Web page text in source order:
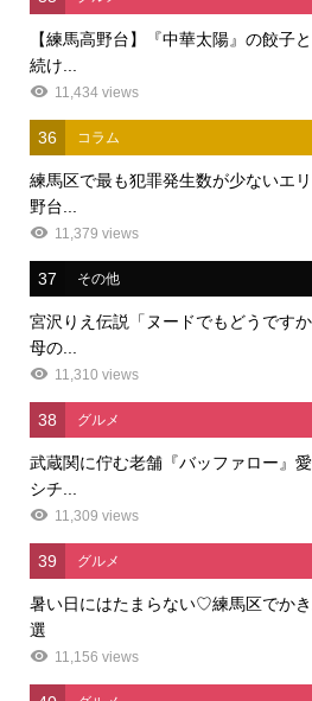
【練馬高野台】『中華太陽』の餃子
続け...
11,434 views
36 コラム
練馬区で最も犯罪発生数が少ないエ
野台...
11,379 views
37 その他
宮沢りえ伝説「ヌードでもどうです
母の...
11,310 views
38 グルメ
武蔵関に佇む老舗『バッファロー』
シチ...
11,309 views
39 グルメ
暑い日にはたまらない♡練馬区でか
選
11,156 views